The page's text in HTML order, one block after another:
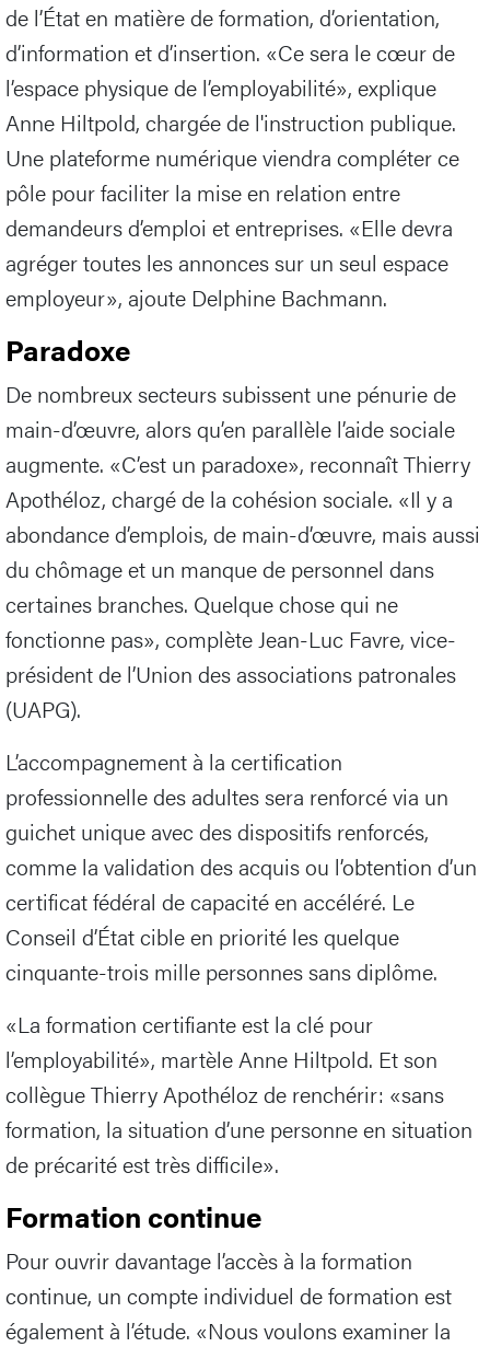
de l’État en matière de formation, d’orientation,
d’information et d’insertion. «Ce sera le cœur de
l’espace physique de l’employabilité», explique
Anne Hiltpold, chargée de l'instruction publique.
Une plateforme numérique viendra compléter ce
pôle pour faciliter la mise en relation entre
demandeurs d’emploi et entreprises. «Elle devra
agréger toutes les annonces sur un seul espace
employeur», ajoute Delphine Bachmann.
Paradoxe
De nombreux secteurs subissent une pénurie de
main-d’œuvre, alors qu’en parallèle l’aide sociale
augmente. «C’est un paradoxe», reconnaît Thierry
Apothéloz, chargé de la cohésion sociale. «Il y a
abondance d’emplois, de main-d’œuvre, mais aussi
du chômage et un manque de personnel dans
certaines branches. Quelque chose qui ne
fonctionne pas», complète Jean-Luc Favre, vice-
président de l’Union des associations patronales
(UAPG).
L’accompagnement à la certification
professionnelle des adultes sera renforcé via un
guichet unique avec des dispositifs renforcés,
comme la validation des acquis ou l’obtention d’un
certificat fédéral de capacité en accéléré. Le
Conseil d’État cible en priorité les quelque
cinquante-trois mille personnes sans diplôme.
«La formation certifiante est la clé pour
l’employabilité», martèle Anne Hiltpold. Et son
collègue Thierry Apothéloz de renchérir: «sans
formation, la situation d’une personne en situation
de précarité est très difficile».
Formation continue
Pour ouvrir davantage l’accès à la formation
continue, un compte individuel de formation est
également à l’étude. «Nous voulons examiner la